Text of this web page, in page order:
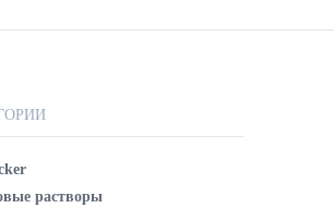
растворы